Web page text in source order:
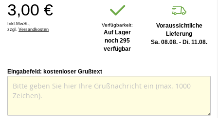
3,00 €
Inkl.MwSt.,
zzgl. Versandkosten
Verfügbarkeit:
Auf Lager
noch 295
verfügbar
Voraussichtliche
Lieferung
Sa. 08.08. - Di. 11.08.
Eingabefeld: kostenloser Grußtext